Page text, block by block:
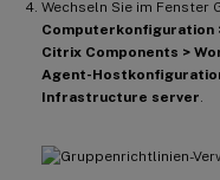
Wechseln Sie im Fenster
Computerkonfiguration
Citrix Components >
Agent-
Infrastructure server